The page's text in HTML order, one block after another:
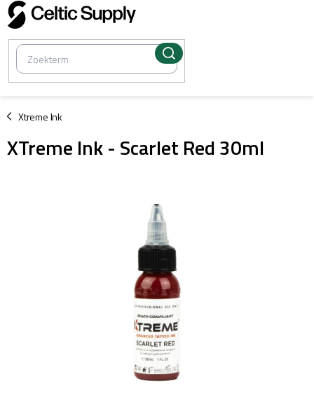
Overslaan
naar
inhoud
Xtreme Ink
/
XTreme Ink - Scarlet Red 30ml